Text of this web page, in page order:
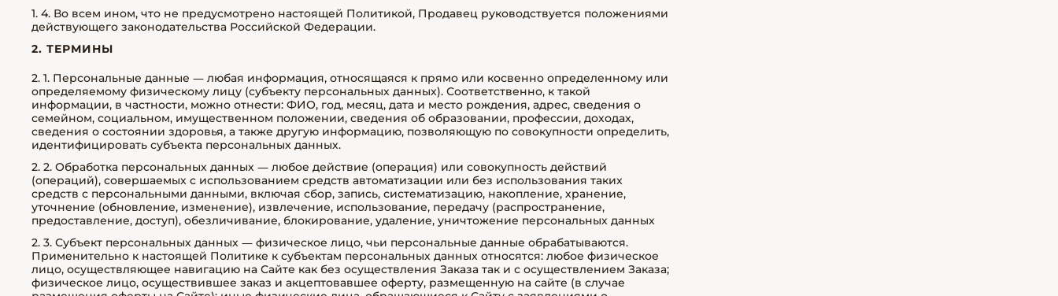
1. 4. Во всем ином, что не предусмотрено настоящей Политикой, Продавец руководствуется положениями
действующего законодательства Российской Федерации.
2. ТЕРМИНЫ
2. 1. Персональные данные — любая информация, относящаяся к прямо или косвенно определенному или
определяемому физическому лицу (субъекту персональных данных). Соответственно, к такой
информации, в частности, можно отнести: ФИО, год, месяц, дата и место рождения, адрес, сведения о
семейном, социальном, имущественном положении, сведения об образовании, профессии, доходах,
сведения о состоянии здоровья, а также другую информацию, позволяющую по совокупности определить,
идентифицировать субъекта персональных данных.
2. 2. Обработка персональных данных — любое действие (операция) или совокупность действий
(операций), совершаемых с использованием средств автоматизации или без использования таких
средств с персональными данными, включая сбор, запись, систематизацию, накопление, хранение,
уточнение (обновление, изменение), извлечение, использование, передачу (распространение,
предоставление, доступ), обезличивание, блокирование, удаление, уничтожение персональных данных
2. 3. Субъект персональных данных — физическое лицо, чьи персональные данные обрабатываются.
Применительно к настоящей Политике к субъектам персональных данных относятся: любое физическое
лицо, осуществляющее навигацию на Сайте как без осуществления Заказа так и с осуществлением Заказа;
физическое лицо, осуществившее заказ и акцептовавшее оферту, размещенную на сайте (в случае